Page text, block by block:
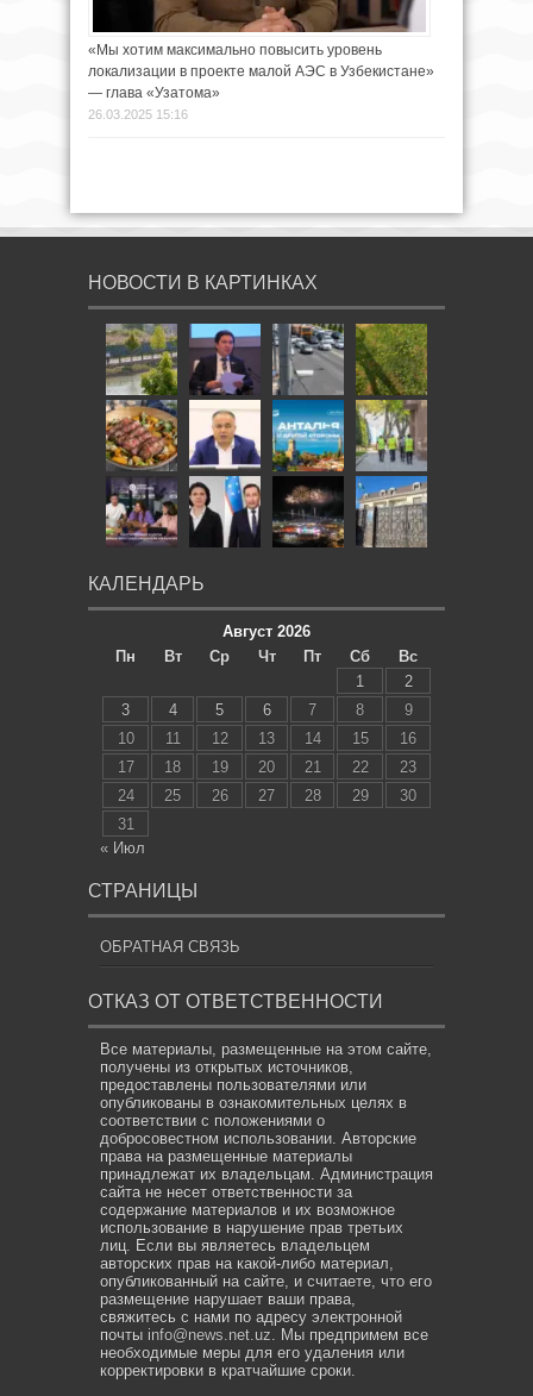
«Мы хотим максимально повысить уровень
локализации в проекте малой АЭС в Узбекистане»
— глава «Узатома»
26.03.2025 15:16
НОВОСТИ В КАРТИНКАХ
КАЛЕНДАРЬ
Август 2026
Пн
Вт Ср Чт Пт Сб
Вс
1
2
3
4 5 6 7 8
9
10
11 12 13 14 15
16
17
18 19 20 21 22
23
24
25 26 27 28 29
30
31
« Июл
СТРАНИЦЫ
ОБРАТНАЯ СВЯЗЬ
ОТКАЗ ОТ ОТВЕТСТВЕННОСТИ
Все материалы, размещенные на этом сайте,
получены из открытых источников,
предоставлены пользователями или
опубликованы в ознакомительных целях в
соответствии с положениями о
добросовестном использовании. Авторские
права на размещенные материалы
принадлежат их владельцам. Администрация
сайта не несет ответственности за
содержание материалов и их возможное
использование в нарушение прав третьих
лиц. Если вы являетесь владельцем
авторских прав на какой-либо материал,
опубликованный на сайте, и считаете, что его
размещение нарушает ваши права,
свяжитесь с нами по адресу электронной
почты info@news.net.uz. Мы предпримем все
необходимые меры для его удаления или
корректировки в кратчайшие сроки.